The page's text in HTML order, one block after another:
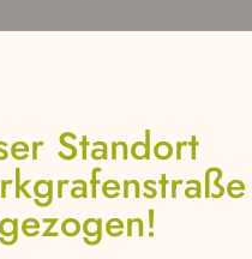
Standort